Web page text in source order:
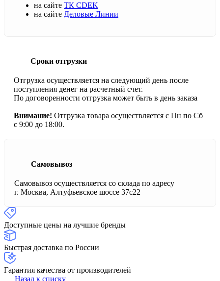
на сайте ТК CDEK
на сайте Деловые Линии
Сроки отгрузки
Отгрузка осуществляется на следующий день после
поступления денег на расчетный счет.
По договоренности отгрузка может быть в день заказа
Внимание! Отгрузка товара осуществляется с Пн по Сб
с 9:00 до 18:00.
Самовывоз
Самовывоз осуществляется со склада по адресу
г. Москва, Алтуфьевское шоссе 37с22
Доступные цены на лучшие бренды
Быстрая доставка по России
Гарантия качества от производителей
Назад к списку